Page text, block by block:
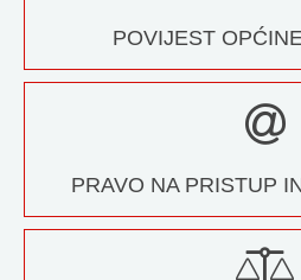
POVIJEST
PRAVO NA PRISTUP